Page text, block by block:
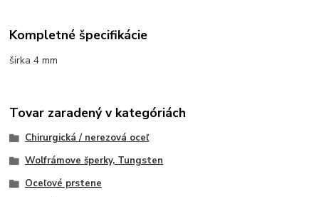
Kompletné špecifikácie
širka 4 mm
Tovar zaradený v kategóriách
Chirurgická / nerezová oceľ
Wolfrámove šperky, Tungsten
Oceľové prstene